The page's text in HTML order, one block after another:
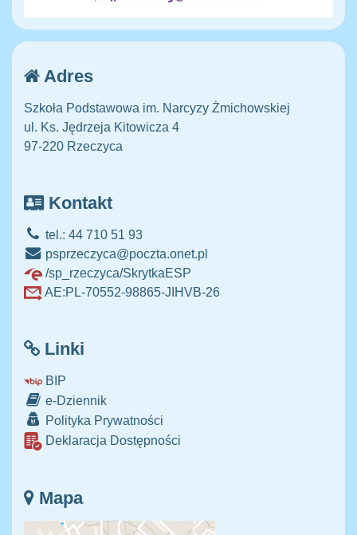
Adres
Szkoła Podstawowa im. Narcyzy Żmichowskiej
ul. Ks. Jędrzeja Kitowicza 4
97-220 Rzeczyca
Kontakt
tel.: 44 710 51 93
psprzeczyca@poczta.onet.pl
/sp_rzeczyca/SkrytkaESP
AE:PL-70552-98865-JIHVB-26
Linki
BIP
e-Dziennik
Polityka Prywatności
Deklaracja Dostępności
Mapa